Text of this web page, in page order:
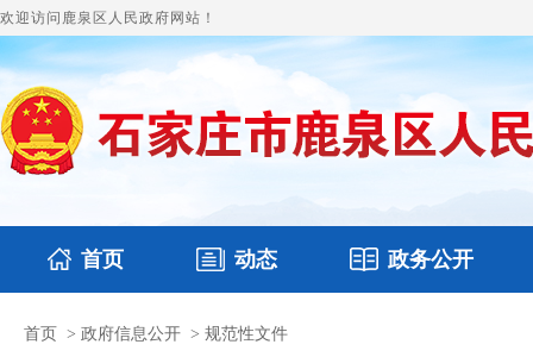
欢迎访问鹿泉区人民政府网站！
首页 动态
国务要闻 鹿泉要闻
政务公开
本区文件
首页 > 政府信息公开 > 规范性文件